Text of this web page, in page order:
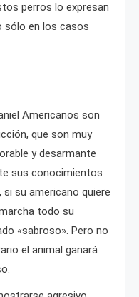
perros lo expresan
sólo en los casos
Americanos son
que son muy
y desarmante
sus conocimientos
su americano quiere
todo su
«sabroso». Pero no
el animal ganará